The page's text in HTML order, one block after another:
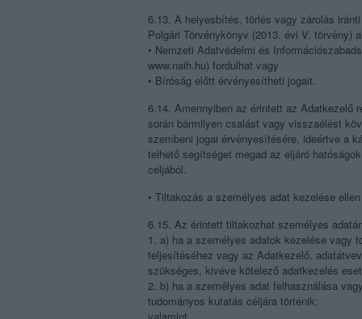
6.13. A helyesbítés, törlés vagy zárolás
Polgári Törvénykönyv (2013. évi V. törvény)
• Nemzeti Adatvédelmi és
www.naih.hu) fordulhat vagy
• Bíróság előtt érvényesítheti jogait.
6.14. Amennyiben az érintett az Adatkezelő
során bármilyen csalást vagy visszaélést
szembeni jogai érvényesítésére, ideértve a
telhető segítséget megad az eljáró
céljából.
• Tiltakozás a személyes adat kezelése ellen
6.15. Az érintett tiltakozhat személyes
1. a) ha a személyes adatok kezelése vagy
teljesítéséhez vagy az Adatkezelő,
szükséges, kivéve kötelező adatkezelés
2. b) ha a személyes adat felhasználása
tudományos kutatás céljára történik;